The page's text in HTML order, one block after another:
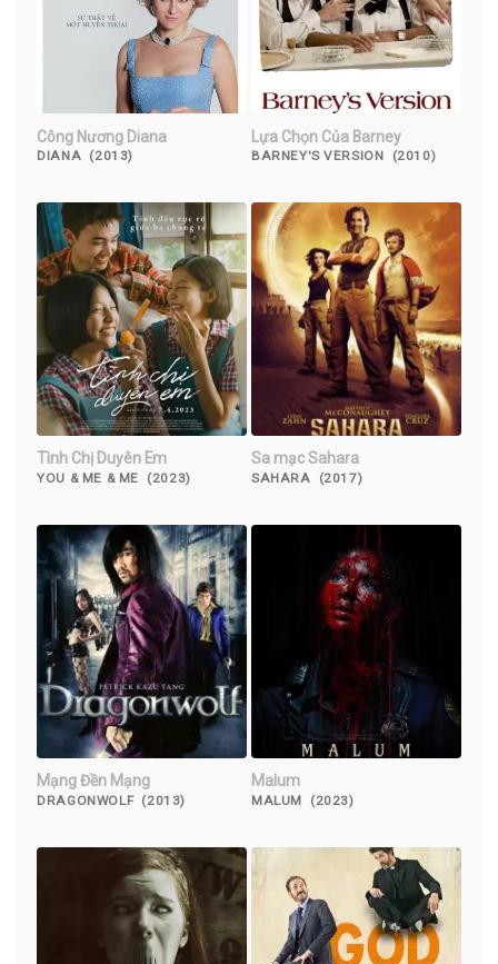
Công Nương Diana
DIANA (2013)
Lựa Chọn Của Barney
BARNEY'S VERSION (2010)
Tình Chị Duyên Em
YOU & ME & ME (2023)
Sa mạc Sahara
SAHARA (2017)
Mạng Đền Mạng
DRAGONWOLF (2013)
Malum
MALUM (2023)